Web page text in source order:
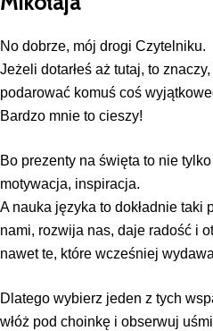
No dobrze, mój drogi Czytelniku.
Jeżeli dotarłeś aż tutaj, to
podarować komuś coś
Bardzo mnie to cieszy!
Bo prezenty na święta to nie
motywacja, inspiracja.
A nauka języka to dokładnie taki
nami, rozwija nas, daje radość i
nawet te, które wcześniej
Dlatego wybierz jeden z tych
włóż pod choinkę i obserwuj